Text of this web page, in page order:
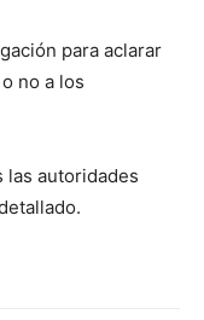
para aclarar
no a los
las autoridades